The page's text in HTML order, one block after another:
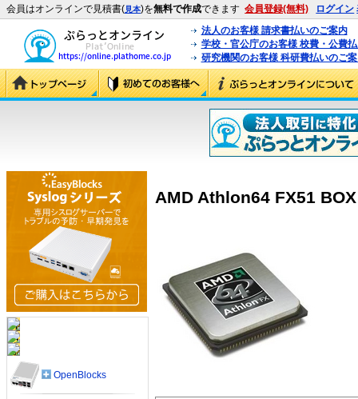
会員はオンラインで見積書(見本)を無料で作成できます 会員登録(無料) ログイン
法人のお客様 請求書払いのご案内
学校・官公庁のお客様 校費・公費
研究機関のお客様 科研費払いのご
AMD Athlon64 FX51
OpenBlocks